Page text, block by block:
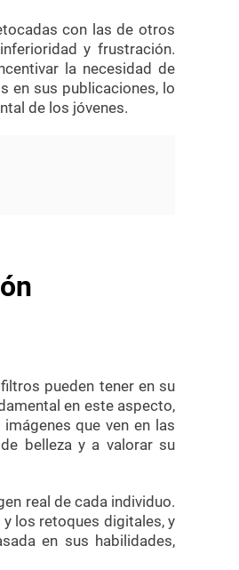
con las de otros
y frustración.
la necesidad de
en sus publicaciones, lo
de los jóvenes.
pueden tener en su
en este aspecto,
que ven en las
belleza y a valorar su
real de cada individuo.
los retoques digitales, y
en sus habilidades,